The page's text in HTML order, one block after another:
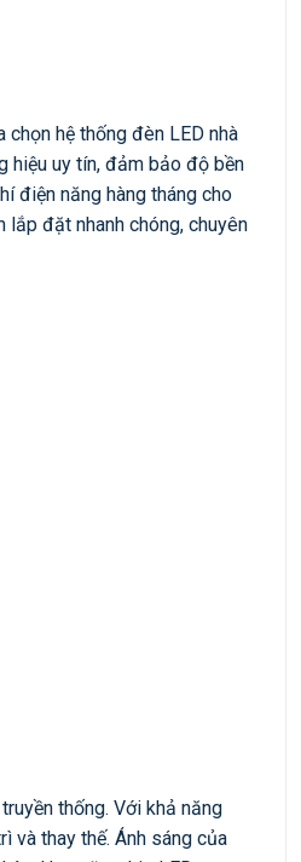
hệ thống đèn LED nhà
hiệu uy tín, đảm bảo độ bền
điện năng hàng tháng cho
đặt nhanh chóng, chuyên
thống. Với khả năng
và thay thế. Ánh sáng của